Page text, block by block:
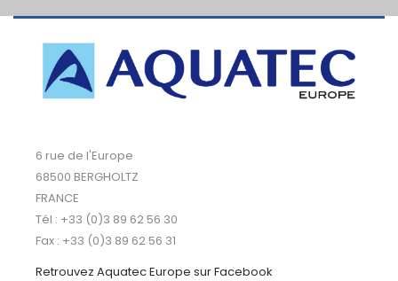
6 rue de l'Europe
68500 BERGHOLTZ
FRANCE
Tél : +33 (0)3 89 62 56 30
Fax : +33 (0)3 89 62 56 31
Retrouvez Aquatec Europe sur Facebook